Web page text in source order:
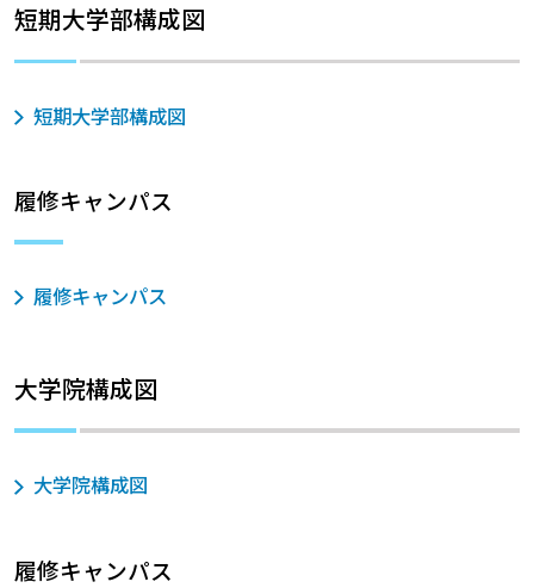
短期大学部構成図
短期大学部構成図
履修キャンパス
履修キャンパス
大学院構成図
大学院構成図
履修キャンパス